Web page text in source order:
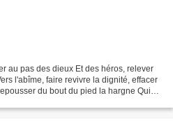
au pas des dieux Et des héros, relever
l'abîme, faire revivre la dignité, effacer
du bout du pied la hargne Qui